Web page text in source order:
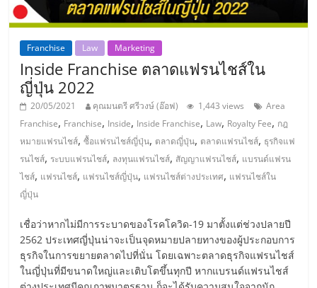
ไชส์"
"ศูนย์
รวม
ข้อมูล
ธุรกิจ
SME
แห่ง
ประเทศไทย,
ThaiSMEsCenter,
ธุรกิจ
Franchise Law Marketing
Inside Franchise ตลาดแฟรนไชส์ใน
ญี่ปุ่น 2022
20/05/2021 คุณมนตรี ศรีวงษ์ (อ๊อฟ) 1,443 views
Area
Franchise, Franchise, Inside, Inside Franchise, Law, Royalty Fee, กฎ
หมายแฟรนไชส์,ซื้อแฟรนไชส์ญี่ปุ่น, ตลาดญี่ปุ่น, ตลาดแฟรนไชส์, ธุรกิจแฟ
รนไชส์, ระบบแฟรนไชส์, ลงทุนแฟรนไชส์, สัญญาแฟรนไชส์, แบรนด์แฟรน
ไชส์, แฟรนไชส์, แฟรนไชส์ญี่ปุ่น, แฟรนไชส์ต่างประเทศ, แฟรนไชส์ใน
ญี่ปุ่น
เชื่อว่าหากไม่มีการระบาดของโรคโควิด-19 มาตั้งแต่ช่วงปลายปี
2562 ประเทศญี่ปุ่นน่าจะเป็นจุดหมายปลายทางของผู้ประกอบการ
ธุรกิจในการขยายตลาดไปที่นั่น โดยเฉพาะตลาดธุรกิจแฟรนไชส์
ในญี่ปุ่นที่มีขนาดใหญ่และเติบโตขึ้นทุกปี หากแบรนด์แฟรนไชส์